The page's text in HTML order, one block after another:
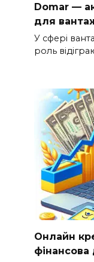
Domar —
для
У сфері
роль
Онлайн